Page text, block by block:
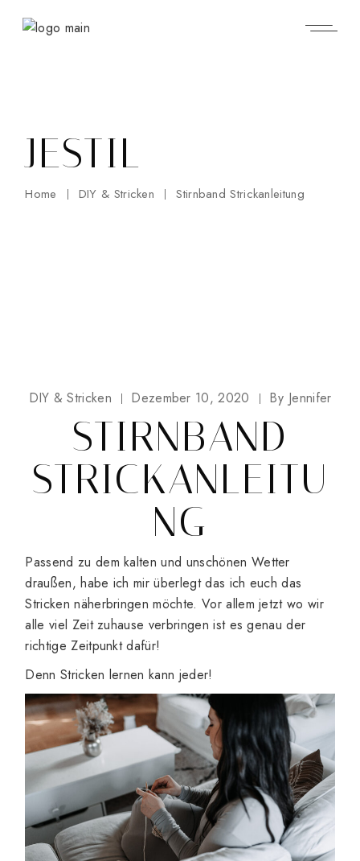
JESTIL
Home DIY & Stricken Stirnband Strickanleitung
DIY & Stricken Dezember 10, 2020 By Jennifer
STIRNBAND
STRICKANLEITU
NG
Passend zu dem kalten und unschönen Wetter
draußen, habe ich mir überlegt das ich euch das
Stricken näherbringen möchte. Vor allem jetzt wo wir
alle viel Zeit zuhause verbringen ist es genau der
richtige Zeitpunkt dafür!
Denn Stricken lernen kann jeder!